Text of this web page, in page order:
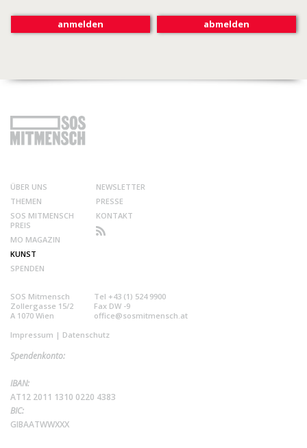
ÜBER UNS
THEMEN
SOS MITMENSCH
PREIS
MO MAGAZIN
KUNST
SPENDEN
NEWSLETTER
PRESSE
KONTAKT
SOS Mitmensch
Zollergasse 15/2
A 1070 Wien
Tel +43 (1) 524 9900
Fax DW -9
office@sosmitmensch.at
Impressum | Datenschutz
Spendenkonto:
IBAN:
AT12 2011 1310 0220 4383
BIC:
GIBAATWWXXX